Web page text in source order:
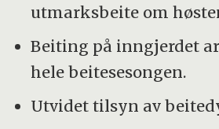
utmarksbeite om
Beiting på inngjerdet
hele beitesesongen.
Utvidet tilsyn av